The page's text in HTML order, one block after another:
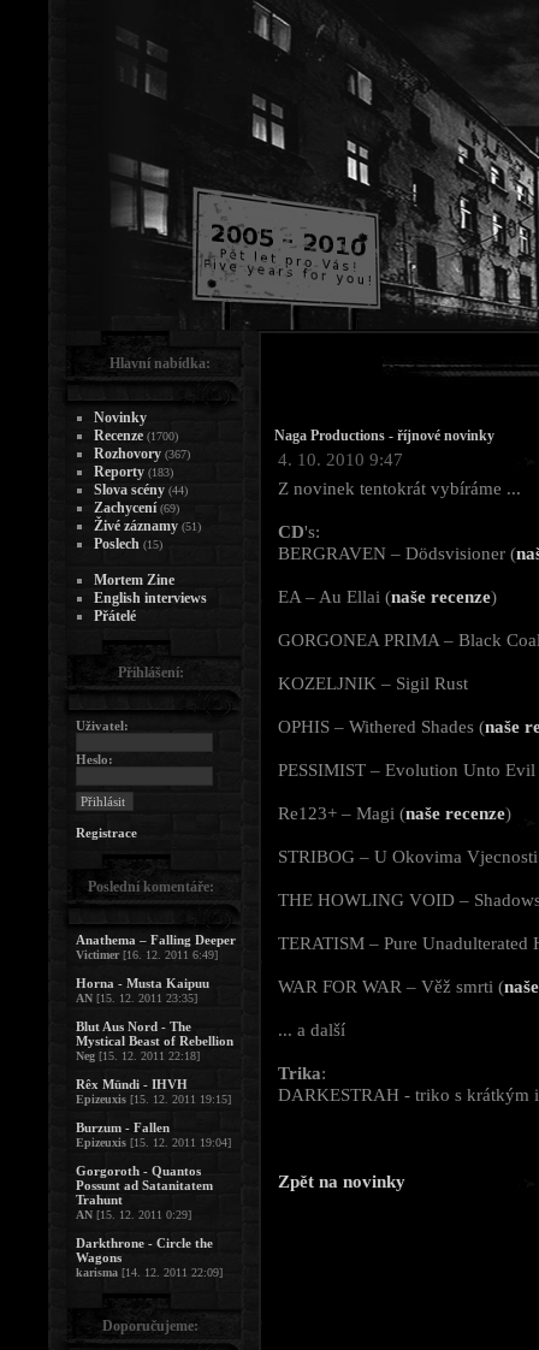
Naga Productions - říjnové novinky
4. 10. 2010 9:47
Z novinek tentokrát vybíráme ...
CD's:
BERGRAVEN – Dödsvisioner (
EA – Au Ellai (naše recenze)
GORGONEA PRIMA – Black
KOZELJNIK – Sigil Rust
OPHIS – Withered Shades (naše
PESSIMIST – Evolution Unto Evil
Re123+ – Magi (naše recenze)
STRIBOG – U Okovima
THE HOWLING VOID –
TERATISM – Pure Unadulterated
WAR FOR WAR – Věž smrti (
... a další
Trika:
DARKESTRAH - triko s krátkým
Zpět na novinky
Hlavní nabídka:
Novinky
Recenze (1700)
Rozhovory (367)
Reporty (183)
Slova scény (44)
Zachycení (69)
Živé záznamy (51)
Poslech (15)
Mortem Zine
English interviews
Přátelé
Přihlášení:
Uživatel:
Heslo:
Registrace
Poslední komentáře:
Anathema – Falling Deeper
Victimer[16. 12. 2011 6:49]
Horna - Musta Kaipuu
AN [15. 12. 2011 23:35]
Blut Aus Nord - The
Mystical Beast of Rebellion
Neg [15. 12. 2011 22:18]
Rêx Mündi - IHVH
Epizeuxis [15. 12. 2011 19:15]
Burzum - Fallen
Epizeuxis [15. 12. 2011 19:04]
Gorgoroth - Quantos
Possunt ad Satanitatem
Trahunt
AN [15. 12. 2011 0:29]
Darkthrone - Circle the
Wagons
karisma [14. 12. 2011 22:09]
Doporučujeme: